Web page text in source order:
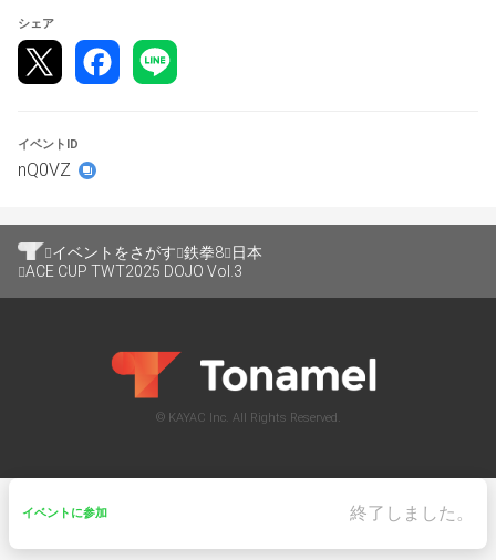
ルールや参加事項に了承できる方のみエントリーしていた
だきますようお願いします。
※大会を公平に行うためアカウントは当店、所有のアカウ
ントを使用いたします。
【ルール】
TWTルールに遵守します
https://www.bandainamcoent.com/legal/community-
events/official-rules-twt
トーナメント方式
ダブルエリミネーション
※Winner’s Final・
Losers semi-Finals・
シェア
イベントID
nQ0VZ
イベントをさがす 鉄拳8 日本
ACE CUP TWT2025 DOJO Vol.3
© KAYAC Inc. All Rights Reserved.
イベントに参加 終了しました。